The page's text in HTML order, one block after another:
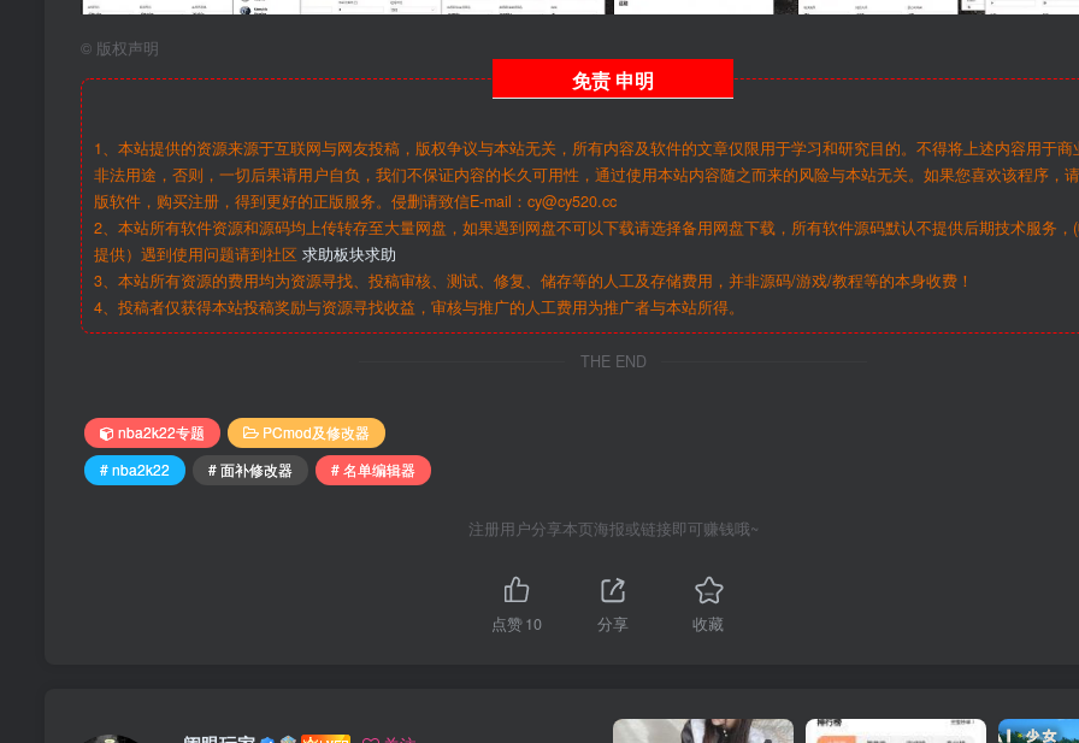
© 版权声明
免责 申明
1、本站提供的资源来源于互联网与网友投稿，版权争议与本站无关，所有内容及软件的文章仅限用于学习和研究目的。不得将上述内容用于商
非法用途，否则，一切后果请用户自负，我们不保证内容的长久可用性，通过使用本站内容随之而来的风险与本站无关。如果您喜欢该程序，
版软件，购买注册，得到更好的正版服务。侵删请致信E-mail：cy@cy520.cc
2、本站所有软件资源和源码均上传转存至大量网盘，如果遇到网盘不可以下载请选择备用网盘下载，所有软件源码默认不提供后期技术服务，
提供）遇到使用问题请到社区 求助板块求助
3、本站所有资源的费用均为资源寻找、投稿审核、测试、修复、储存等的人工及存储费用，并非源码/游戏/教程等的本身收费！
4、投稿者仅获得本站投稿奖励与资源寻找收益，审核与推广的人工费用为推广者与本站所得。
THE END
nba2k22专题
PCmod及修改器
# nba2k22
# 面补修改器 # 名单编辑器
注册用户分享本页海报或链接即可赚钱哦~
点赞10 分享 收藏